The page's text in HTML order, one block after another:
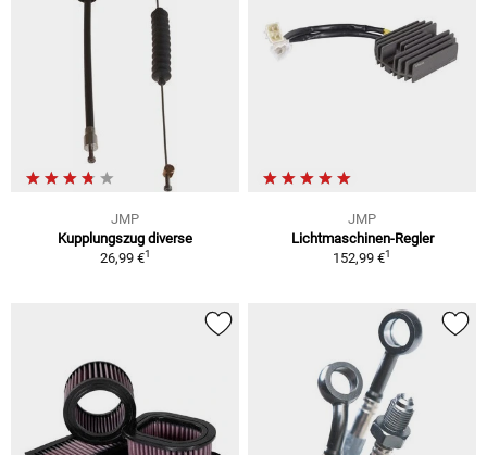
JMP
Kupplungszug diverse
26,99 €1
JMP
Lichtmaschinen-Regler
152,99 €1